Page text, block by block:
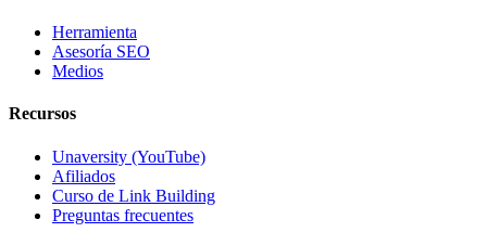
Herramienta
Asesoría SEO
Medios
Recursos
Unaversity (YouTube)
Afiliados
Curso de Link Building
Preguntas frecuentes